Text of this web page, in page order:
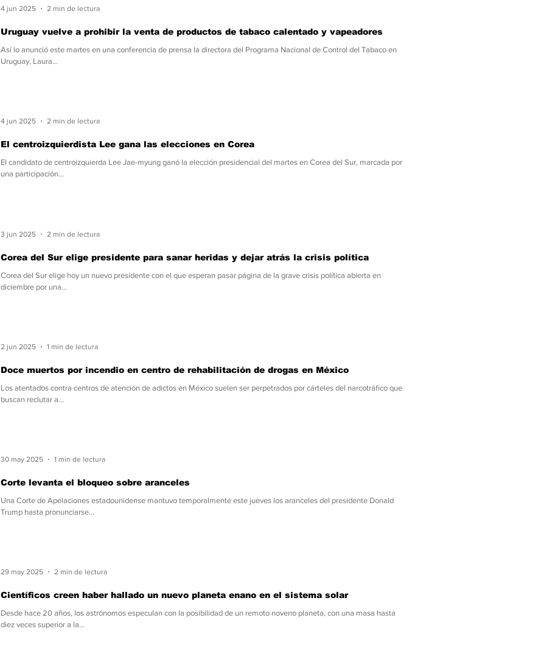
Uruguay vuelve a prohibir la venta de productos de tabaco calentado y vapeadores
Así lo anunció este martes en una conferencia de prensa la directora del Programa Nacional de Control del Tabaco en
Uruguay, Laura...
4 jun 2025 2 min de lectura
El centroizquierdista Lee gana las elecciones en Corea
El candidato de centroizquierda Lee Jae-myung ganó la elección presidencial del martes en Corea del Sur, marcada por
una participación...
4 jun 2025 2 min de lectura
Corea del Sur elige presidente para sanar heridas y dejar atrás la crisis política
Corea del Sur elige hoy un nuevo presidente con el que esperan pasar página de la grave crisis política abierta en
diciembre por una...
3 jun 2025 2 min de lectura
Doce muertos por incendio en centro de rehabilitación de drogas en México
Los atentados contra centros de atención de adictos en México suelen ser perpetrados por cárteles del narcotráfico que
buscan reclutar a...
2 jun 2025 1 min de lectura
Corte levanta el bloqueo sobre aranceles
Una Corte de Apelaciones estadounidense mantuvo temporalmente este jueves los aranceles del presidente Donald
Trump hasta pronunciarse...
30 may 2025 1 min de lectura
Científicos creen haber hallado un nuevo planeta enano en el sistema solar
Desde hace 20 años, los astrónomos especulan con la posibilidad de un remoto noveno planeta, con una masa hasta
diez veces superior a la...
29 may 2025 2 min de lectura